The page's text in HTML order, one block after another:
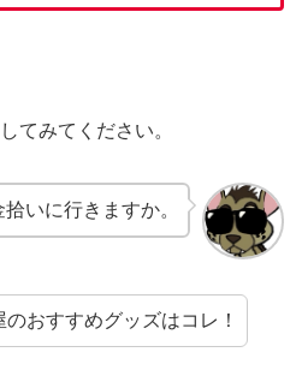
てみてください。
いに行きますか。
おすすめグッズはコレ！